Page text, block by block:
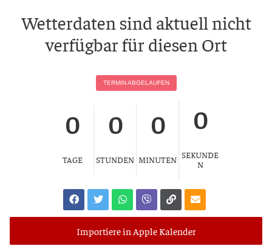
Wet­ter­da­ten sind aktu­ell nicht
ver­füg­bar für die­sen Ort
TER­MIN ABGELAUFEN
0
TAGE
0
STUNDEN
0
MINUTEN
0
SEKUNDE
N
Importiere in Apple Kalender